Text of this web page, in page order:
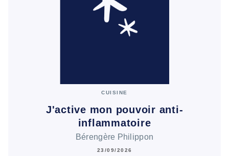
CUISINE
J'active mon pouvoir anti-
inflammatoire
Bérengère Philippon
23/09/2026